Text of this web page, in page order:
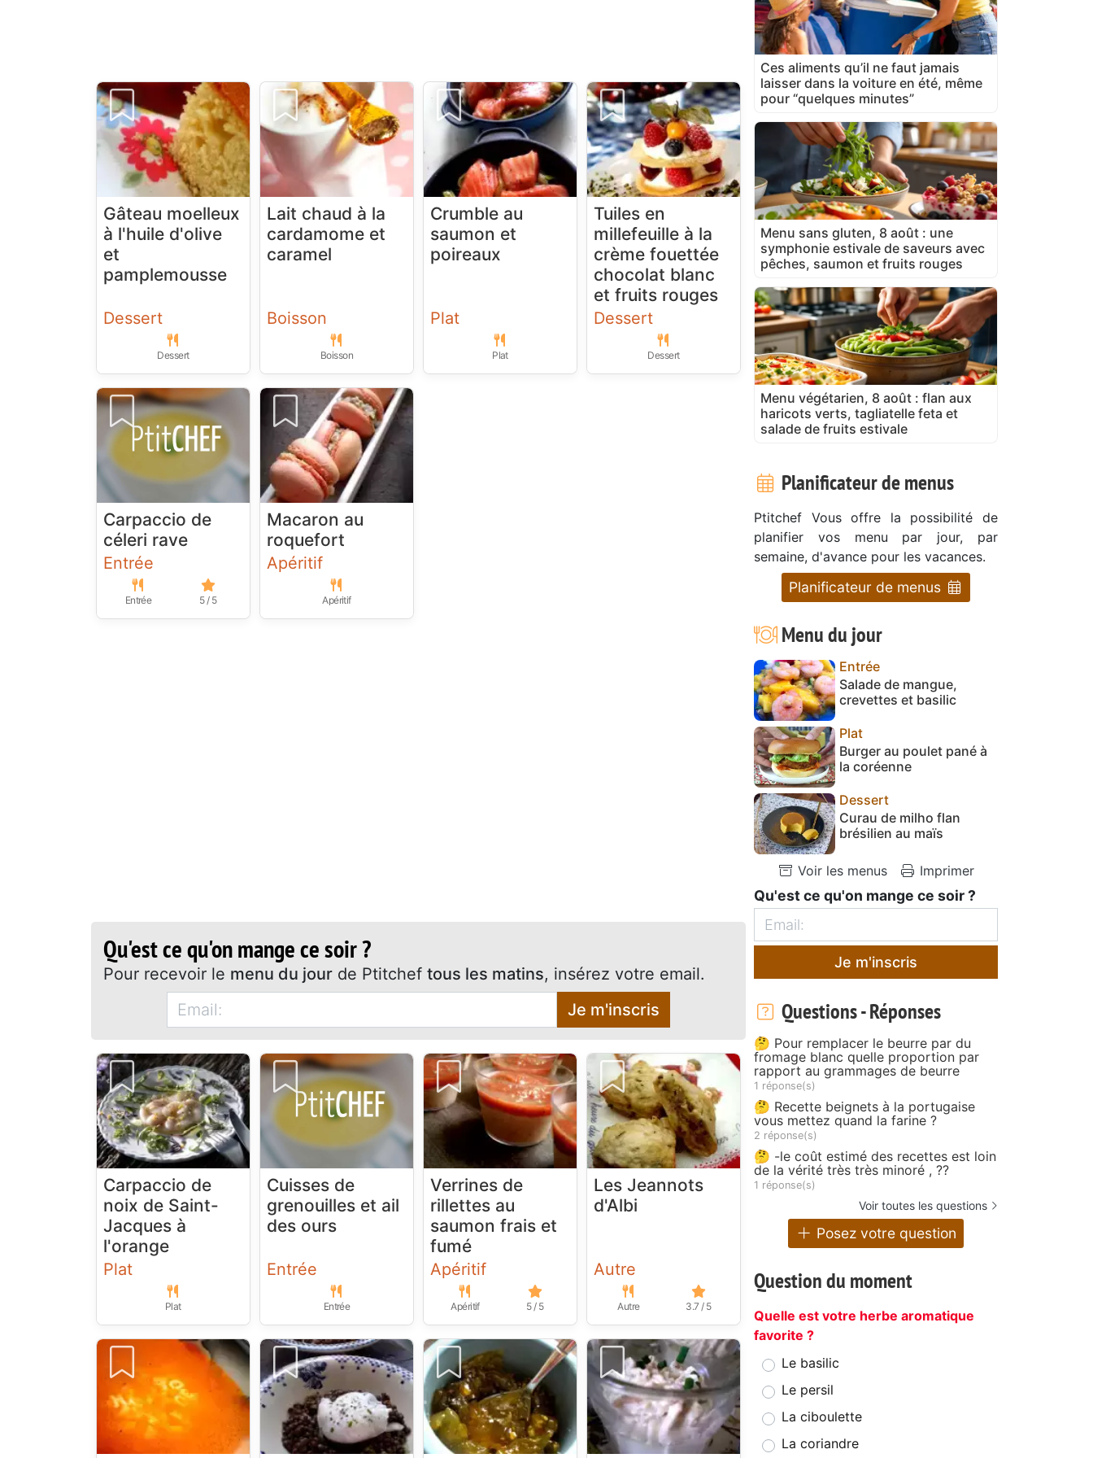
Gâteau moelleux
à l'huile d'olive
et
pamplemousse
Dessert
Dessert
Lait chaud à la
cardamome et
caramel
Boisson
Boisson
Crumble au
saumon et
poireaux
Plat
Plat
Tuiles en
millefeuille à la
crème fouettée
chocolat blanc
et fruits rouges
Dessert
Dessert
Carpaccio de
céleri rave
Entrée
Entrée 5 / 5
Macaron au
roquefort
Apéritif
Apéritif
Qu'est ce qu'on mange ce soir ?
Pour recevoir le menu du jour de Ptitcheftous les matins, insérez votre email.
Je m'inscris
Carpaccio de
noix de Saint-
Jacques à
l'orange
Plat
Plat
Cuisses de
grenouilles et ail
des ours
Entrée
Entrée
Verrines de
rillettes au
saumon frais et
fumé
Apéritif
Apéritif 5 / 5
Les Jeannots
d'Albi
Autre
Autre 3.7 / 5
Ces aliments qu’il ne faut jamais
laisser dans la voiture en été, même
pour “quelques minutes”
Menu sans gluten, 8 août : une
symphonie estivale de saveurs avec
pêches, saumon et fruits rouges
Menu végétarien, 8 août : flan aux
haricots verts, tagliatelle feta et
salade de fruits estivale
Planificateur de menus
Ptitchef Vous offre la possibilité de
planifier vos menu par jour, par
semaine, d'avance pour les vacances.
Planificateur de menus
Menu du jour
Entrée
Salade de mangue,
crevettes et basilic
Plat
Burger au poulet pané à
la coréenne
Dessert
Curau de milho flan
brésilien au maïs
Voir les menus Imprimer
Qu'est ce qu'on mange ce soir ?
Je m'inscris
Questions - Réponses
🤔 Pour remplacer le beurre par du
fromage blanc quelle proportion par
rapport au grammages de beurre
1 réponse(s)
🤔 Recette beignets à la portugaise
vous mettez quand la farine ?
2 réponse(s)
🤔 -le coût estimé des recettes est loin
de la vérité très très minoré , ??
1 réponse(s)
Voir toutes les questions
Posez votre question
Question du moment
Quelle est votre herbe aromatique
favorite ?
Le basilic
Le persil
La ciboulette
La coriandre